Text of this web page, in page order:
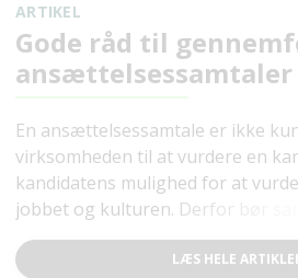
chancen for et stærkt match og en
ansættelsen.
ARTIKEL
Gode råd til
ansættelsessamtaler
En ansættelsessamtale er ikke
virksomheden til at vurdere en
kandidatens mulighed for at
jobbet og kulturen. Derfor bør
og gennemføres professionelt,
godt grundlag for at beslutte, om
LÆS HELE